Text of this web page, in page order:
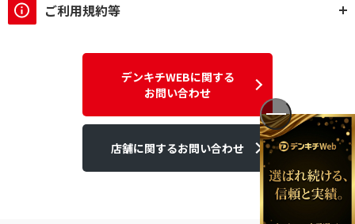
ご利用規約等
デンキチWEBに関する
お問い合わせ
店舗に関するお問い合わせ